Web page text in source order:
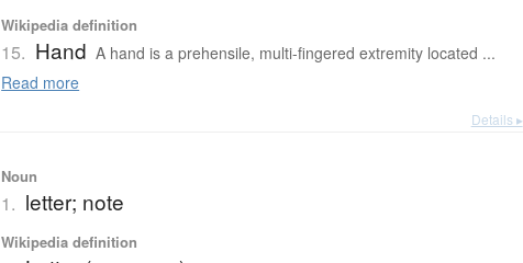
Wikipedia definition
15. Hand A hand is a prehensile, multi-fingered extremity located ...
Read more
Details ▸
Noun
1. letter; note
Wikipedia definition